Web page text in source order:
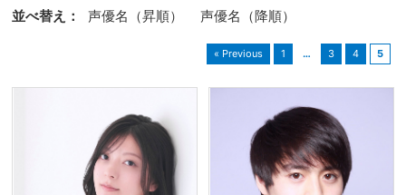
並べ替え：
声優名（昇順） 声優名（降順）
« Previous 1 … 3 4 5